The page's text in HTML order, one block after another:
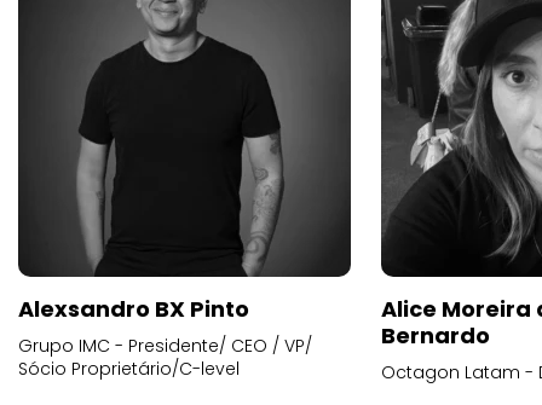
Alexsandro BX Pinto
Grupo IMC - Presidente/ CEO / VP/
Sócio Proprietário/C-level
Alice
Bernardo
Octagon Latam -